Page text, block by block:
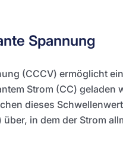
Spannung
(CCCV) ermöglicht
Strom (CC) geladen
dieses
in dem der Strom